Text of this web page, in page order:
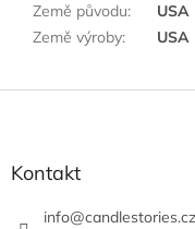
Země původu:
USA
Země výroby: USA
Kontakt
info@candlestories.cz